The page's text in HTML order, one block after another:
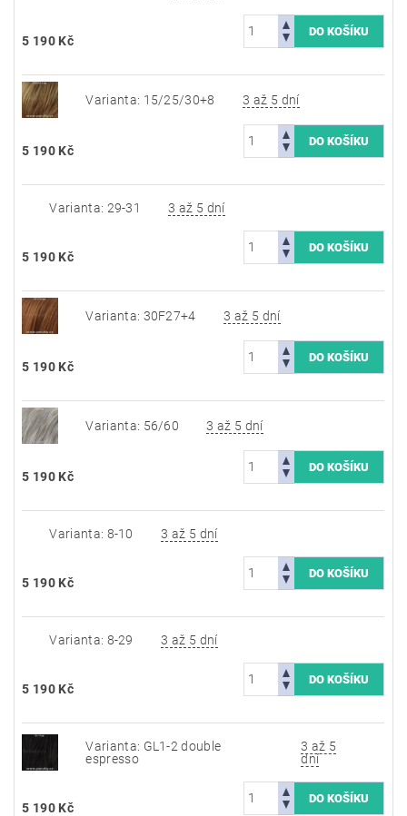
5 190 Kč
Varianta: 15/25/30+8 3 až 5 dní
5 190 Kč
Varianta: 29-31 3 až 5 dní
5 190 Kč
Varianta: 30F27+4 3 až 5 dní
5 190 Kč
Varianta: 56/60 3 až 5 dní
5 190 Kč
Varianta: 8-10 3 až 5 dní
5 190 Kč
Varianta: 8-29 3 až 5 dní
5 190 Kč
Varianta: GL1-2 double
espresso
3 až 5
dní
5 190 Kč